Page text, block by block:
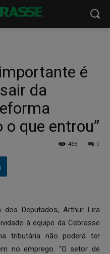
é
da
que entrou”
0
465
dos Deputados, Arthur Lira
à equipe da Cebrasse
tributária não poderá ter
no emprego. “O setor de